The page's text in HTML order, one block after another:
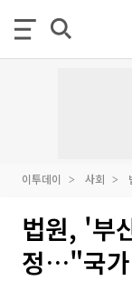
이투데이 사회
법원, '부
정…"국가